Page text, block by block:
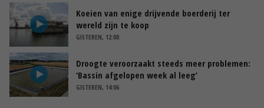
Koeien van enige drijvende boerderij ter
wereld zijn te koop
GISTEREN, 12:00
Droogte veroorzaakt steeds meer problemen:
‘Bassin afgelopen week al leeg’
GISTEREN, 14:06